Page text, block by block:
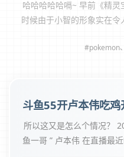
哈哈哈哈哈嗝~ 早前《精
时候由于小智的形象实在
梦》剧场版的海报和特报
pokemon
斗鱼55开卢本伟吃鸡
所以这又是怎么个情况？
鱼一哥 ” 卢本伟 在直播最